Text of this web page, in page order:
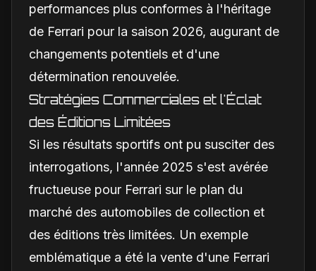
performances plus conformes à l'héritage
de Ferrari pour la saison 2026, augurant de
changements potentiels et d'une
détermination renouvelée.
Stratégies Commerciales et l'Éclat
des Éditions Limitées
Si les résultats sportifs ont pu susciter des
interrogations, l'année 2025 s'est avérée
fructueuse pour Ferrari sur le plan du
marché des automobiles de collection et
des éditions très limitées. Un exemple
emblématique a été la vente d'une Ferrari